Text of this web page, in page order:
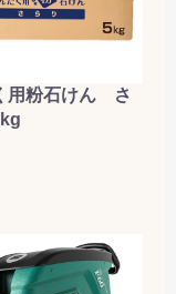
用粉石けん さ